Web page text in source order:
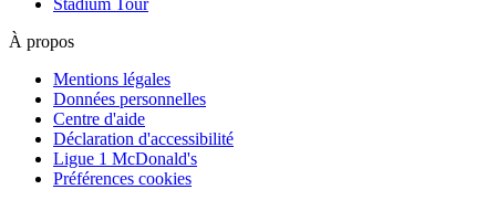
Stadium Tour
À propos
Mentions légales
Données personnelles
Centre d'aide
Déclaration d'accessibilité
Ligue 1 McDonald's
Préférences cookies